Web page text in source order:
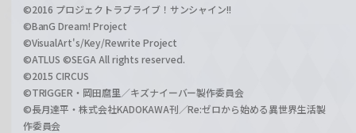
©2016 プロジェクトラブライブ！サンシャイン!!
©BanG Dream! Project
©VisualArt's/Key/Rewrite Project
©ATLUS ©SEGA All rights reserved.
©2015 CIRCUS
©TRIGGER・岡田麿里／キズナイーバー製作委員会
©長月達平・株式会社KADOKAWA刊／Re:ゼロから始める異世界生活製
作委員会